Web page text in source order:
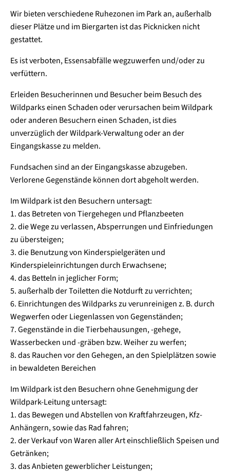
Wir bieten verschiedene Ruhezonen im Park an, außerhalb
dieser Plätze und im Biergarten ist das Picknicken nicht
gestattet.
Es ist verboten, Essensabfälle wegzuwerfen und/oder zu
verfüttern.
Erleiden Besucherinnen und Besucher beim Besuch des
Wildparks einen Schaden oder verursachen beim Wildpark
oder anderen Besuchern einen Schaden, ist dies
unverzüglich der Wildpark-Verwaltung oder an der
Eingangskasse zu melden.
Fundsachen sind an der Eingangskasse abzugeben.
Verlorene Gegenstände können dort abgeholt werden.
Im Wildpark ist den Besuchern untersagt:
1. das Betreten von Tiergehegen und Pflanzbeeten
2. die Wege zu verlassen, Absperrungen und Einfriedungen
zu übersteigen;
3. die Benutzung von Kinderspielgeräten und
Kinderspieleinrichtungen durch Erwachsene;
4. das Betteln in jeglicher Form;
5. außerhalb der Toiletten die Notdurft zu verrichten;
6. Einrichtungen des Wildparks zu verunreinigen z. B. durch
Wegwerfen oder Liegenlassen von Gegenständen;
7. Gegenstände in die Tierbehausungen, -gehege,
Wasserbecken und -gräben bzw. Weiher zu werfen;
8. das Rauchen vor den Gehegen, an den Spielplätzen sowie
in bewaldeten Bereichen
Im Wildpark ist den Besuchern ohne Genehmigung der
Wildpark-Leitung untersagt:
1. das Bewegen und Abstellen von Kraftfahrzeugen, Kfz-
Anhängern, sowie das Rad fahren;
2. der Verkauf von Waren aller Art einschließlich Speisen und
Getränken;
3. das Anbieten gewerblicher Leistungen;